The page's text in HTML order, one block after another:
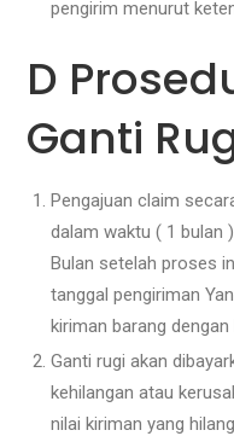
pengirim menurut
D
Ganti
Pengajuan claim
dalam waktu ( 1 bulan
Bulan setelah proses
tanggal pengiriman
kiriman barang
Ganti rugi akan
kehilangan atau
nilai kiriman yang